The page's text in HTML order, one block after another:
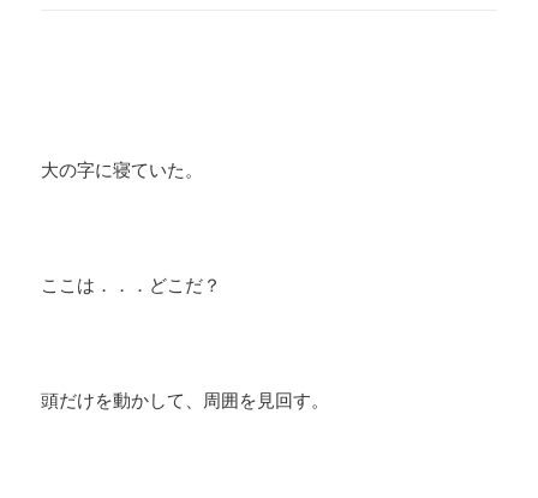
大の字に寝ていた。
ここは．．．どこだ？
頭だけを動かして、周囲を見回す。